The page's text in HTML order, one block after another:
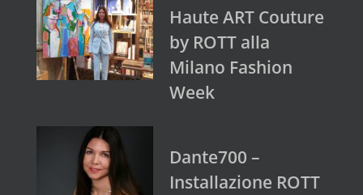
Haute ART Couture
by ROTT alla
Milano Fashion
Week
Dante700 –
Installazione ROTT